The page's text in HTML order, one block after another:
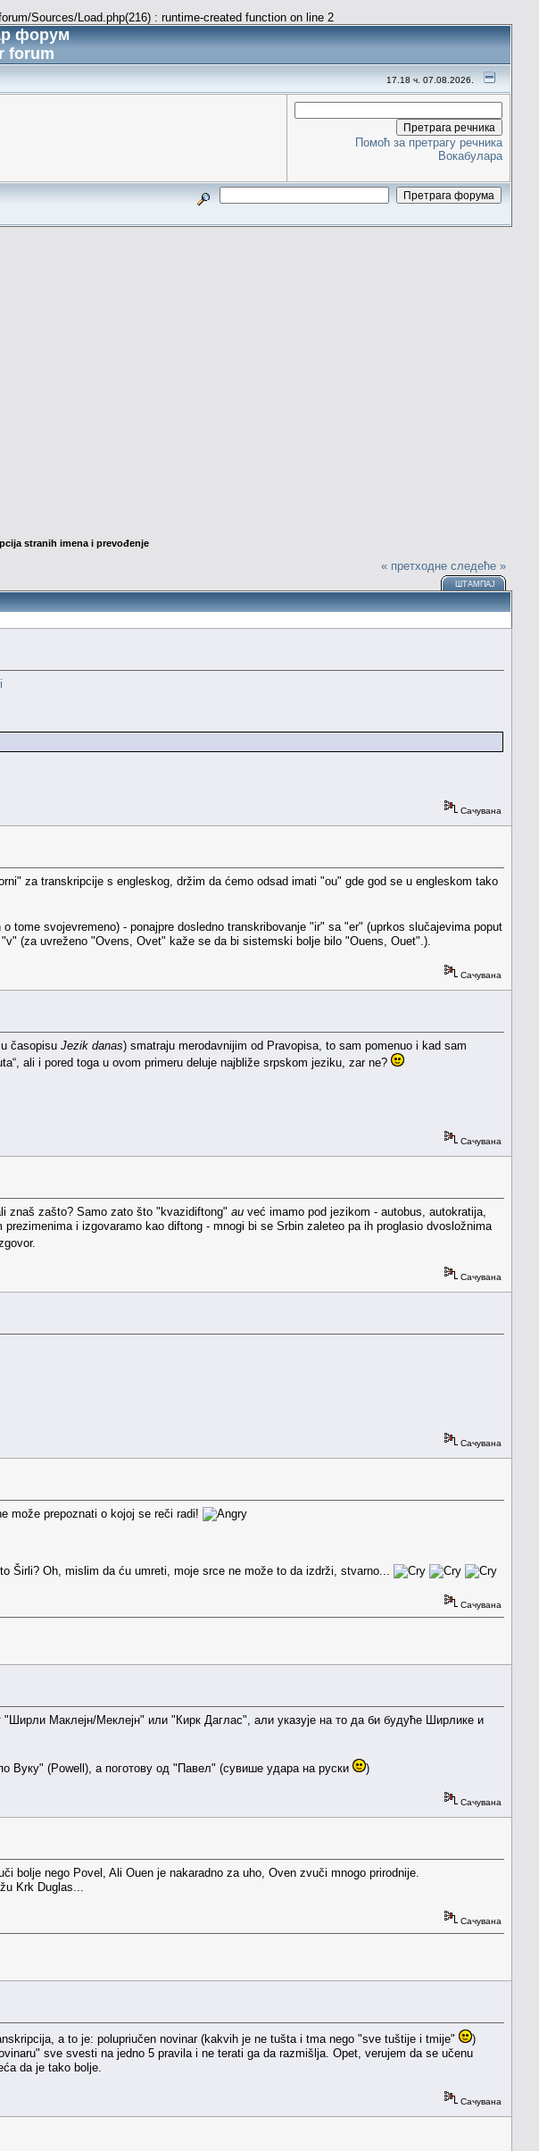
Sources/Load.php(216) : runtime-created function on line 2
форум
forum
17.18 ч. 07.08.2026.
Помоћ за претрагу речника
Вокабулара
stranih imena i prevođenje
« претходне следеће »
ШТАМПАЈ
Сачувана
za transkripcije s engleskog, držim da ćemo odsad imati "ou" gde god se u engleskom tako
tome svojevremeno) - ponajpre dosledno transkribovanje "ir" sa "er" (uprkos slučajevima poput
(za uvreženo "Ovens, Ovet" kaže se da bi sistemski bolje bilo "Ouens, Ouet".).
Сачувана
časopisu Jezik danas) smatraju merodavnijim od Pravopisa, to sam pomenuo i kad sam
ali i pored toga u ovom primeru deluje najbliže srpskom jeziku, zar ne?
Сачувана
znaš zašto? Samo zato što "kvazidiftong" au već imamo pod jezikom - autobus, autokratija,
i izgovaramo kao diftong - mnogi bi se Srbin zaleteo pa ih proglasio dvosložnima
Сачувана
Сачувана
može prepoznati o kojoj se reči radi!
Širli? Oh, mislim da ću umreti, moje srce ne može to da izdrži, stvarno...
Сачувана
Маклејн/Меклејн" или "Кирк Даглас", али указује на то да би будуће Ширлике и
(Powell), а поготову од "Павел" (сувише удара на руски )
Сачувана
bolje nego Povel, Ali Ouen je nakaradno za uho, Oven zvuči mnogo prirodnije.
Krk Duglas...
Сачувана
a to je: polupriučen novinar (kakvih je ne tušta i tma nego "sve tuštije i tmije"
)
sve svesti na jedno 5 pravila i ne terati ga da razmišlja. Opet, verujem da se učenu
da je tako bolje.
Сачувана